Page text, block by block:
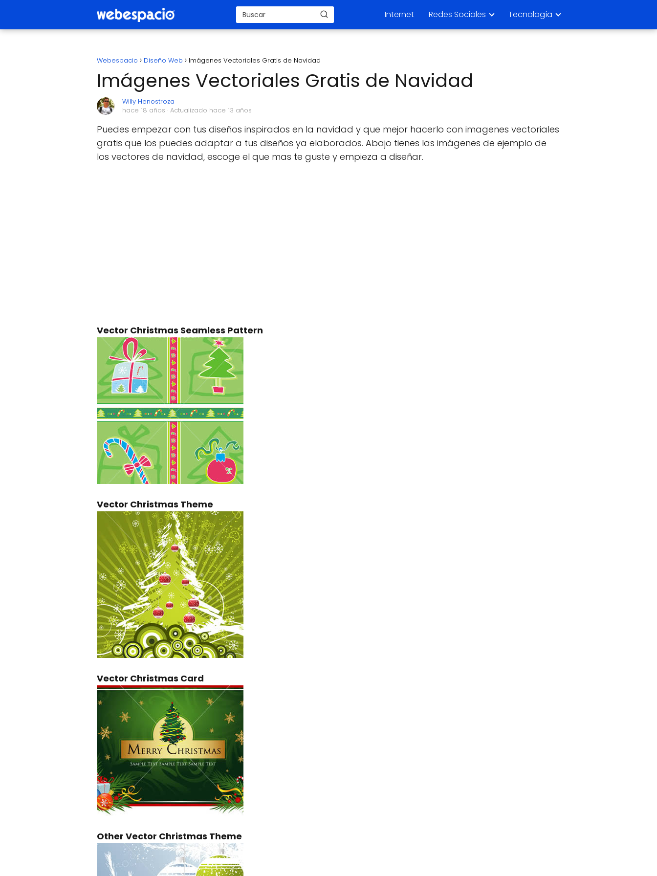
Internet Redes Sociales Tecnología
Webespacio Diseño Web Imágenes Vectoriales Gratis de Navidad
Imágenes Vectoriales Gratis de Navidad
Willy Henostroza
hace 18 años · Actualizado hace 13 años
Puedes empezar con tus diseños inspirados en la navidad y que mejor hacerlo con imagenes vectoriales
gratis que los puedes adaptar a tus diseños ya elaborados. Abajo tienes las imágenes de ejemplo de
los vectores de navidad, escoge el que mas te guste y empieza a diseñar.
Vector Christmas Seamless Pattern
Vector Christmas Theme
Vector Christmas Card
Other Vector Christmas Theme